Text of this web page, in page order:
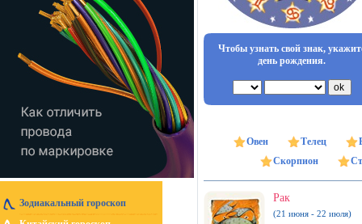
Зодиакальный гороскоп
Чтобы узнать свой знак,
день рождения.
Овен Телец
Скорпион
Рак
(21 июня - 22 июля)